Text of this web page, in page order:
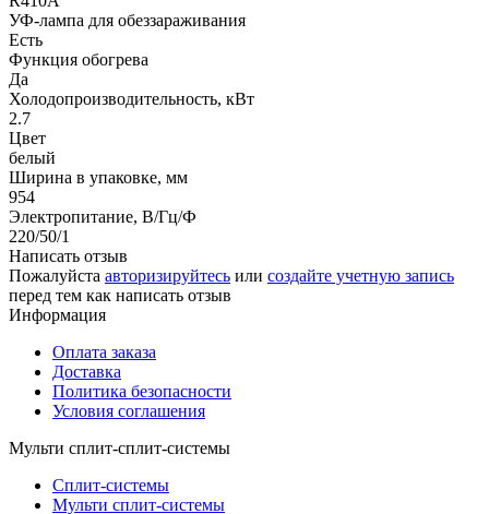
УФ-лампа для обеззараживания
Есть
Функция обогрева
Да
Холодопроизводительность, кВт
2.7
Цвет
белый
Ширина в упаковке, мм
954
Электропитание, В/Гц/Ф
220/50/1
Написать отзыв
Пожалуйста авторизируйтесь или создайте учетную запись
перед тем как написать отзыв
Информация
Оплата заказа
Доставка
Политика безопасности
Условия соглашения
Мульти сплит-сплит-системы
Сплит-системы
Мульти сплит-системы